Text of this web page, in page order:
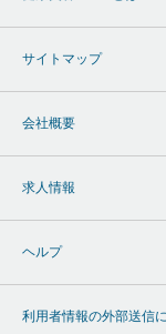
サイトマップ
会社概要
求人情報
ヘルプ
利用者情報の外部送信